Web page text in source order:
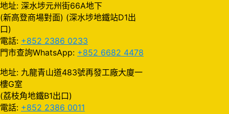
地址: 深水埗元州街66A地下
(新高登商場對面) (深水埗地鐵站D1出
口)
電話: +852 2386 0233
門市查詢WhatsApp: +852 6682 4478
地址: 九龍青山道483號再發工廠大廈一
樓G室
(荔枝角地鐵B1出口)
電話: +852 2386 0011